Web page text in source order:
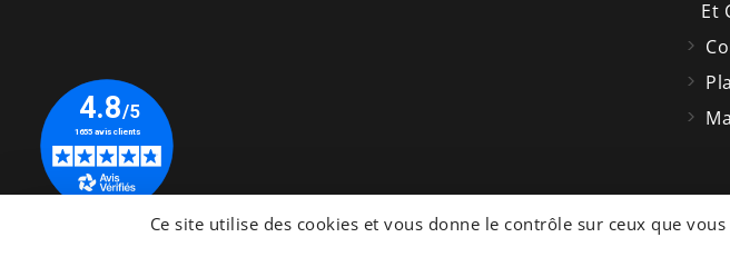
Ce site utilise des cookies et vous donne le contrôle sur ceux que
Et
© 2026 - Site Web développé par PiscineWebStorecp